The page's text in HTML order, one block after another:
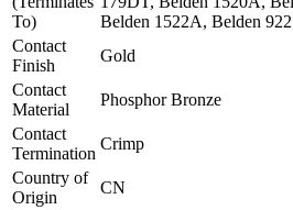
To)
Belden 1522A, Belden
Contact
Finish
Gold
Contact
Material
Phosphor Bronze
Contact
Termination
Crimp
Country of
Origin
CN